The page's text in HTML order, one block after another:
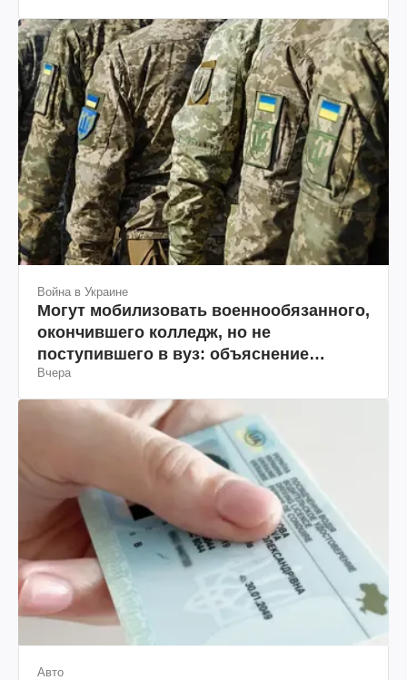
Война в Украине
Могут мобилизовать военнообязанного,
окончившего колледж, но не
поступившего в вуз: объяснение
юриста
Вчера
Авто